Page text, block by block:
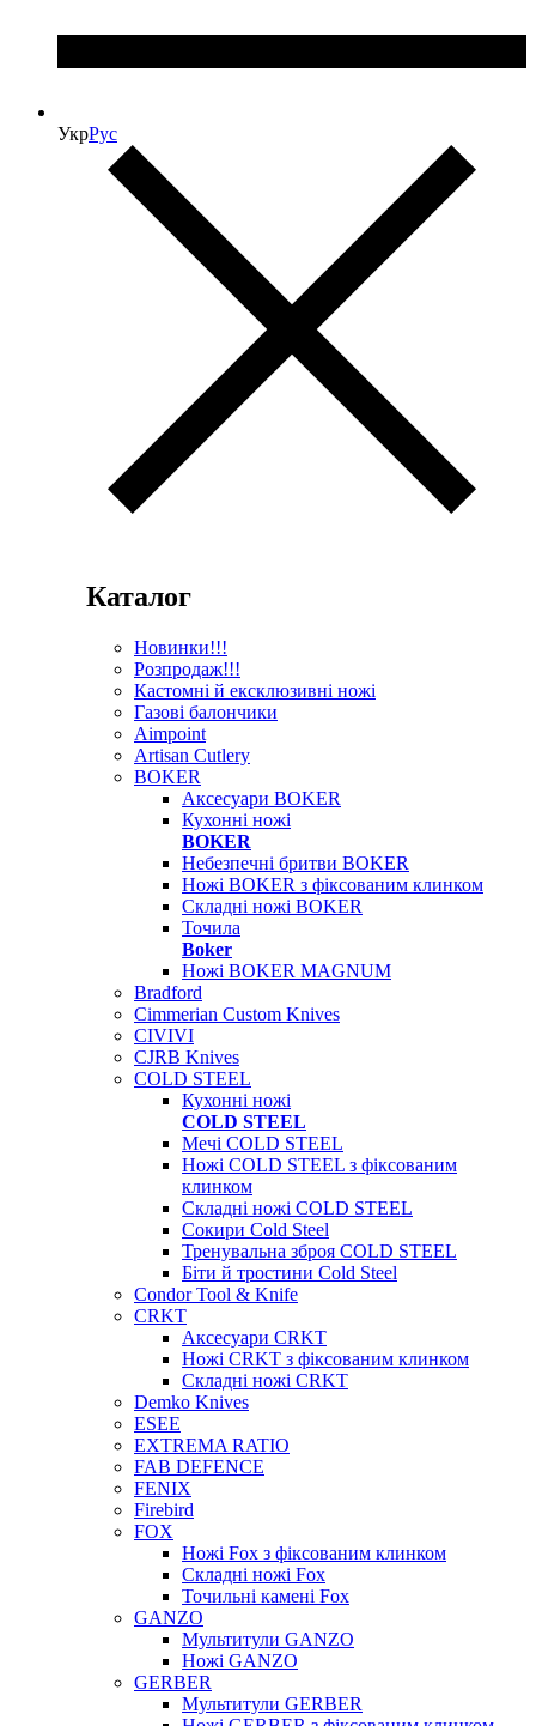
УкрРус
Каталог
Новинки!!!
Розпродаж!!!
Кастомні й ексклюзивні ножі
Газові балончики
Aimpoint
Artisan Cutlery
BOKER
Аксесуари BOKER
Кухонні ножі
BOKER
Небезпечні бритви BOKER
Ножі BOKER з фіксованим клинком
Складні ножі BOKER
Точила
Boker
Ножі BOKER MAGNUM
Bradford
Cimmerian Custom Knives
CIVIVI
CJRB Knives
COLD STEEL
Кухонні ножі
COLD STEEL
Мечі COLD STEEL
Ножі COLD STEEL з фіксованим
клинком
Складні ножі COLD STEEL
Сокири Cold Steel
Тренувальна зброя COLD STEEL
Біти й тростини Cold Steel
Condor Tool & Knife
CRKT
Аксесуари CRKT
Ножі CRKT з фіксованим клинком
Складні ножі CRKT
Demko Knives
ESEE
EXTREMA RATIO
FAB DEFENCE
FENIX
Firebird
FOX
Ножі Fox з фіксованим клинком
Складні ножі Fox
Точильні камені Fox
GANZO
Мультитули GANZO
Ножі GANZO
GERBER
Мультитули GERBER